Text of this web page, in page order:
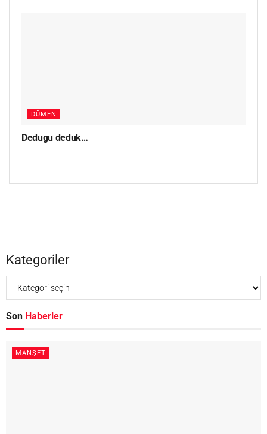
DÜMEN
Dedugu deduk…
Kategoriler
Son Haberler
MANŞET